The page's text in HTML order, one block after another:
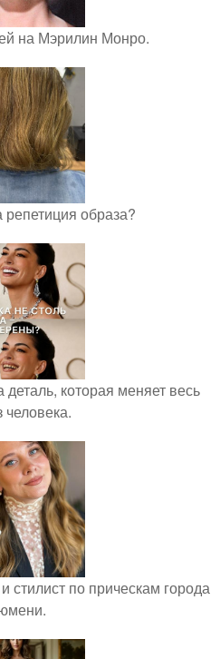
на Мэрилин Монро.
образа?
которая меняет весь
человека.
стилист по прическам города